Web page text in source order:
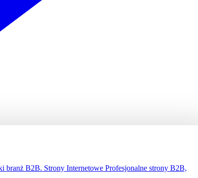
branż B2B. Strony Internetowe Profesjonalne strony B2B,